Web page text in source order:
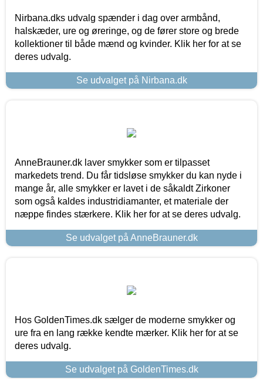
Nirbana.dks udvalg spænder i dag over armbånd,
halskæder, ure og øreringe, og de fører store og brede
kollektioner til både mænd og kvinder. Klik her for at se
deres udvalg.
Se udvalget på Nirbana.dk
AnneBrauner.dk laver smykker som er tilpasset
markedets trend. Du får tidsløse smykker du kan nyde i
mange år, alle smykker er lavet i de såkaldt Zirkoner
som også kaldes industridiamanter, et materiale der
næppe findes stærkere. Klik her for at se deres udvalg.
Se udvalget på AnneBrauner.dk
Hos GoldenTimes.dk sælger de moderne smykker og
ure fra en lang række kendte mærker. Klik her for at se
deres udvalg.
Se udvalget på GoldenTimes.dk